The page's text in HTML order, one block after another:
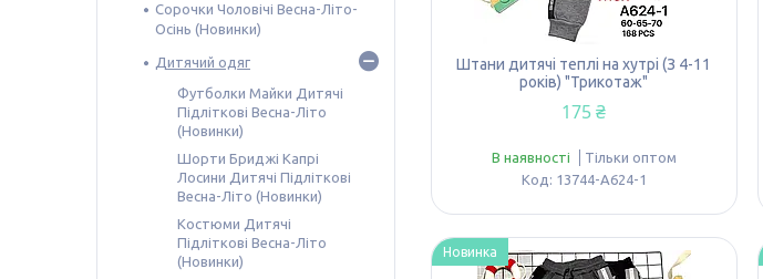
Штани дитячі теплі на хутрі (З 4-11
років) "Трикотаж"
175 ₴
В наявності
Тільки оптом
13744-A624-1
Новинка
Сорочки Чоловічі Весна-Літо-
Осінь (Новинки)
Дитячий одяг
Футболки Майки Дитячі
Підліткові Весна-Літо
(Новинки)
Шорти Бриджі Капрі
Лосини Дитячі Підліткові
Весна-Літо (Новинки)
Костюми Дитячі
Підліткові Весна-Літо
(Новинки)